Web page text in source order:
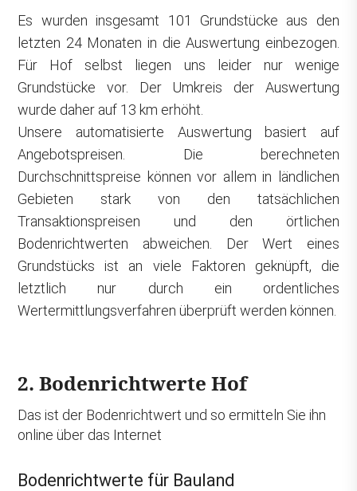
Es wurden insgesamt 101 Grundstücke aus den
letzten 24 Monaten in die Auswertung einbezogen.
Für Hof selbst liegen uns leider nur wenige
Grundstücke vor. Der Umkreis der Auswertung
wurde daher auf 13 km erhöht.
Unsere automatisierte Auswertung basiert auf
Angebotspreisen. Die berechneten
Durchschnittspreise können vor allem in ländlichen
Gebieten stark von den tatsächlichen
Transaktionspreisen und den örtlichen
Bodenrichtwerten abweichen. Der Wert eines
Grundstücks ist an viele Faktoren geknüpft, die
letztlich nur durch ein ordentliches
Wertermittlungsverfahren überprüft werden können.
2. Bodenrichtwerte Hof
Das ist der Bodenrichtwert und so ermitteln Sie ihn
online über das Internet
Bodenrichtwerte für Bauland